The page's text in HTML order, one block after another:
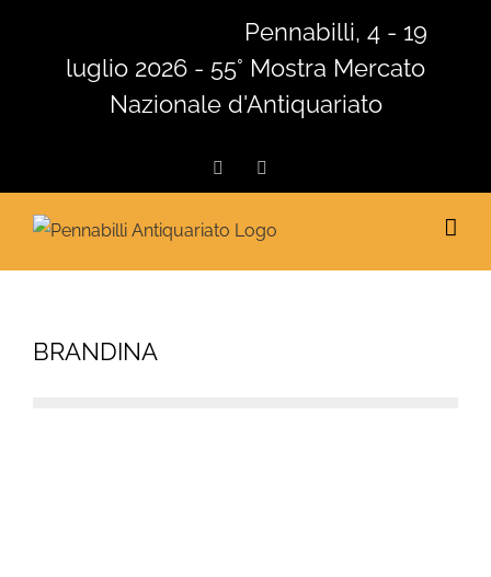
contenuto
Pennabilli, 4 - 19
luglio 2026 - 55° Mostra Mercato
Nazionale d'Antiquariato
Facebook
BRANDINA